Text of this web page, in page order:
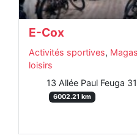
E-Cox
Activités sportives,
loisirs
13 Allée Paul Feuga
6002.21 km